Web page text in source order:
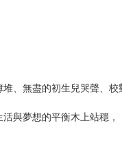
、無盡的初生兒哭聲、校
與夢想的平衡木上站穩，